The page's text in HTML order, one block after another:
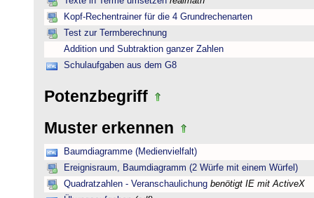
Kopf-Rechentrainer für die 4 Grundrechenarten
Test zur Termberechnung
Addition und Subtraktion ganzer Zahlen
Schulaufgaben aus dem G8
Potenzbegriff
Muster erkennen
Baumdiagramme (Medienvielfalt)
Ereignisraum, Baumdiagramm (2 Würfe mit einem Würfel)
Quadratzahlen - Veranschaulichung benötigt IE mit ActiveX